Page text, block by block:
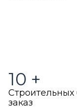
10 +
заказ